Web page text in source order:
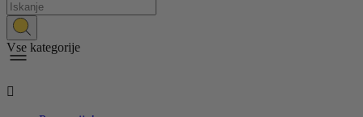
Vse kategorije
